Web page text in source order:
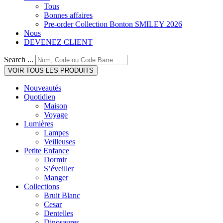
Tous
Bonnes affaires
Pre-order Collection Bonton SMILEY 2026
Nous
DEVENEZ CLIENT
Search ...
VOIR TOUS LES PRODUITS
Nouveautés
Quotidien
Maison
Voyage
Lumières
Lampes
Veilleuses
Petite Enfance
Dormir
S’éveiller
Manger
Collections
Bruit Blanc
Cesar
Dentelles